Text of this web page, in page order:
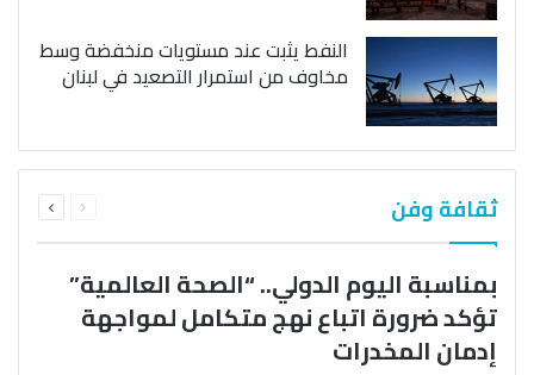
النفط يثبت عند مستويات منخفضة وسط
مخاوف من استمرار التصعيد في لبنان
ثقافة وفن الصفحةالصفحة
بمناسبة اليوم الدولي.. “الصحة العالمية”
تؤكد ضرورة اتباع نهج متكامل لمواجهة
إدمان المخدرات